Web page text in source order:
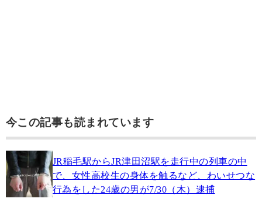
今この記事も読まれています
JR稲毛駅からJR津田沼駅を走行中の列車の中
で、女性高校生の身体を触るなど、わいせつな
行為をした24歳の男が7/30（木）逮捕